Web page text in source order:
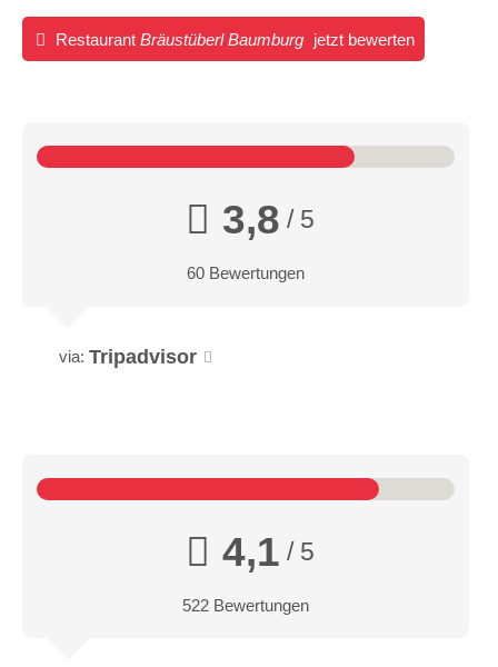
Restaurant Bräustüberl Baumburg jetzt bewerten
3,8 / 5
60 Bewertungen
via: Tripadvisor
4,1 / 5
522 Bewertungen